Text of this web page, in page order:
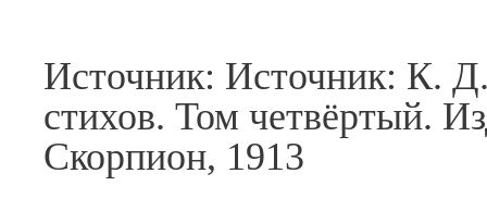
Источник: Источник: К.
стихов. Том четвёртый.
Скорпион, 1913